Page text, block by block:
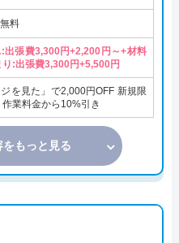
料
:出張費3,300円+2,200円～+材料
:出張費3,300円+5,500円
ジを見た」で2,000円OFF 新規限
業料金から10%引き
もっと見る